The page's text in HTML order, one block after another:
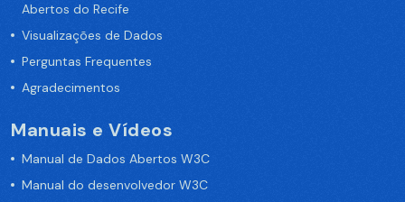
Abertos do Recife
Visualizações de Dados
Perguntas Frequentes
Agradecimentos
Manuais e Vídeos
Manual de Dados Abertos W3C
Manual do desenvolvedor W3C